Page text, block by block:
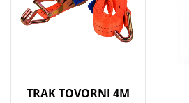
TRAK TOVORNI 4M